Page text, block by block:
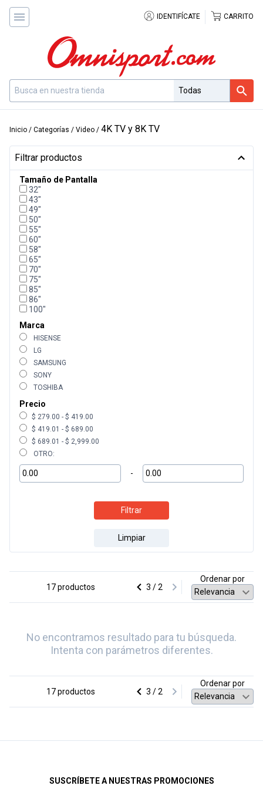
IDENTIFÍCATE CARRITO
Inicio / Categorías / Video / 4K TV y 8K TV
Filtrar productos
Tamaño de Pantalla
32"
43"
49"
50"
55"
60"
58"
65"
70"
75"
85"
86"
100"
Marca
HISENSE
LG
SAMSUNG
SONY
TOSHIBA
Precio
$ 279.00 - $ 419.00
$ 419.01 - $ 689.00
$ 689.01 - $ 2,999.00
OTRO:
-
Filtrar
Limpiar
17 productos 3 / 2
Ordenar por
No encontramos resultado para tu búsqueda.
Intenta con parámetros diferentes.
17 productos 3 / 2
Ordenar por
SUSCRÍBETE A NUESTRAS PROMOCIONES